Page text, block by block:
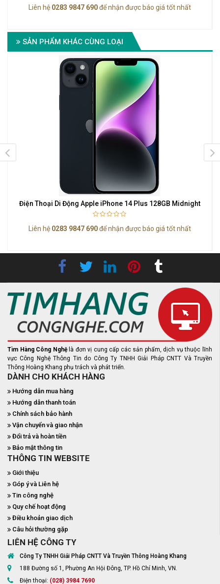
Liên hệ 0283 9847 690để nhận được báo giá tốt nhất
SẢN PHẨM KHÁC CÙNG LOẠI
Điện Thoại Di Động Apple iPhone 14 Plus 128GB Midnight
Liên hệ 0283 9847 690để nhận được báo giá tốt nhất
Tìm Hàng Công Nghệ là đơn vị cung cấp các sản phẩm, dịch vụ thuộc lĩnh
vực Công Nghệ Thông Tin do Công Ty TNHH Giải Pháp CNTT Và Truyền
Thông Hoàng Khang phụ trách và phát triển.
DÀNH CHO KHÁCH HÀNG
Hướng dẫn mua hàng
Hướng dẫn thanh toán
Chính sách bảo hành
Vận chuyển và giao nhận
Đổi trả và hoàn tiền
Bảo mật thông tin
THÔNG TIN WEBSITE
Giới thiệu
Góp ý và Liên hệ
Tin công nghệ
Quy chế hoạt động
Điều khoản giao dịch
Câu hỏi thường gặp
LIÊN HỆ CÔNG TY
Công Ty TNHH Giải Pháp CNTT Và Truyền Thông Hoàng Khang
188 Đường số 1, Phường An Hội Đông, TP. Hồ Chí Minh, VN.
Điện thoại: (028) 3984 7690